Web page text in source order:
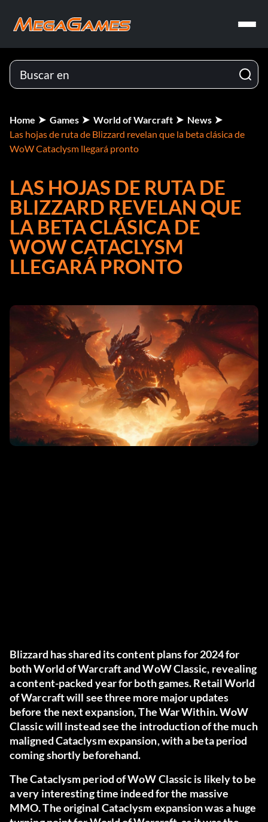
Home Games World of Warcraft
News
Las hojas de ruta de Blizzard revelan que la beta clásica de
WoW Cataclysm llegará pronto
LAS HOJAS DE RUTA DE
BLIZZARD REVELAN QUE
LA BETA CLÁSICA DE
WOW CATACLYSM
LLEGARÁ PRONTO
Blizzard has shared its content plans for 2024 for
both World of Warcraft and WoW Classic, revealing
a content-packed year for both games. Retail World
of Warcraft will see three more major updates
before the next expansion, The War Within. WoW
Classic will instead see the introduction of the much
maligned Cataclysm expansion, with a beta period
coming shortly beforehand.
The Cataclysm period of WoW Classic is likely to be
a very interesting time indeed for the massive
MMO. The original Cataclysm expansion was a huge